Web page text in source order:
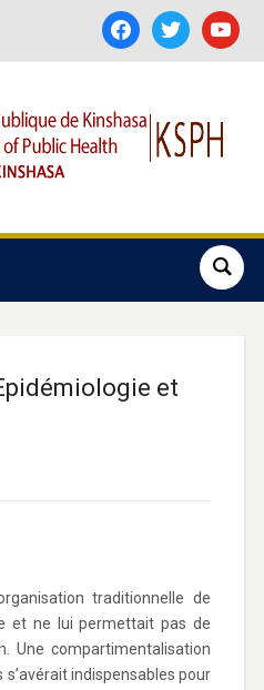
facebooktwitter youtube
et
traditionnelle de
et ne lui permettait pas de
Une compartimentalisation
s’avérait indispensables pour